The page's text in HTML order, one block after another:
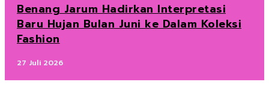
Benang Jarum Hadirkan Interpretasi
Baru Hujan Bulan Juni ke Dalam Koleksi
Fashion
27 Juli 2026